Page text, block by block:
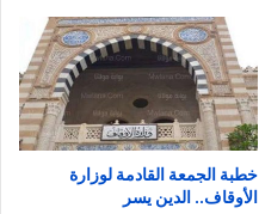
خطبة الجمعة القادمة لوزارة
الأوقاف.. الدين يسر